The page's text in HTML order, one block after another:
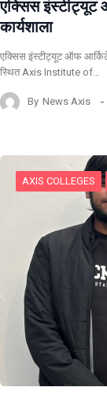
एक्सिस इंस्टीट्यूट
कार्यशाला
एक्सिस इंस्टीट्यूट ऑफ
स्थित Axis Institute of…
By News Axis
AXIS COLLEGES